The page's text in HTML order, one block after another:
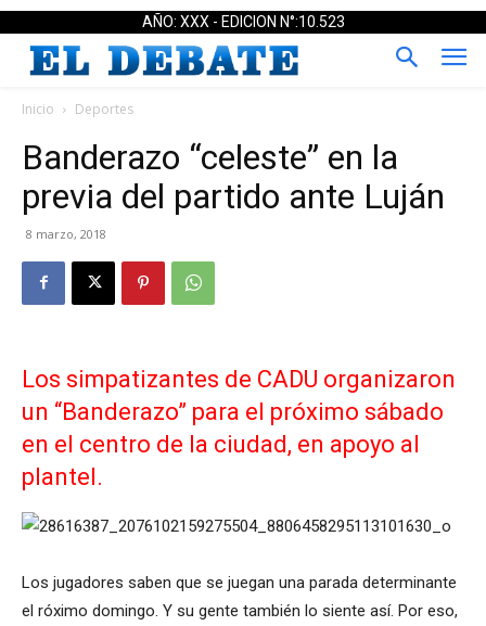
AÑO: XXX - EDICION N°:10.523
Inicio Deportes
Banderazo “celeste” en la
previa del partido ante Luján
8 marzo, 2018
Los simpatizantes de CADU organizaron
un “Banderazo” para el próximo sábado
en el centro de la ciudad, en apoyo al
plantel.
Los jugadores saben que se juegan una parada determinante
el róximo domingo. Y su gente también lo siente así. Por eso,